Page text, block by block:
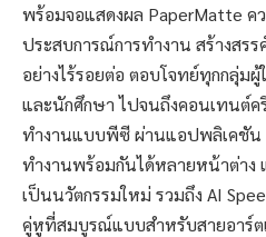
พร้อมจอแสดงผล PaperMatte ค
ประสบการณ์การทำงาน สร้างสร
อย่างไร้รอยต่อ ตอบโจทย์ทุกกลุ่ม
และนักศึกษา ไปจนถึงคอนเทนต์ค
ทำงานแบบพีซี ผ่านแอปพลิเคชัน
ทำงานพร้อมกันได้หลายหน้าต่าง
เป็นนวัตกรรมใหม่ รวมถึง AI
คู่หูที่สมบูรณ์แบบสำหรับสายอาร์ต